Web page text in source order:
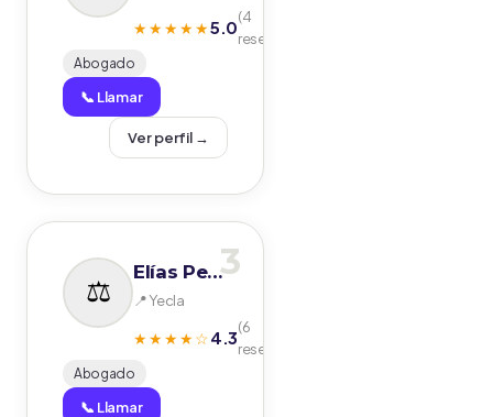
★★★★★5.0(4
reseñas)
Abogado
📞 Llamar
Ver perfil →
3
Elías Pedro Carpena Lorenzo y Otros C.B.
📍 Yecla
★★★★☆4.3(6
reseñas)
Abogado
📞 Llamar